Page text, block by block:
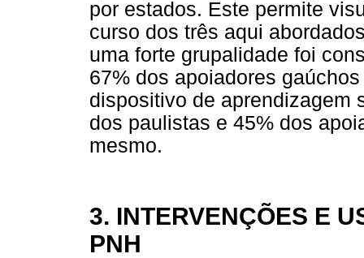
por estados. Este permite
curso dos três aqui
uma forte grupalidade foi
67% dos apoiadores
dispositivo de aprendizagem
dos paulistas e 45% dos
mesmo.
3. INTERVENÇÕES E
PNH